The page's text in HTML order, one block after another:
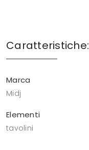
Caratteristiche:
Marca
Midj
Elementi
tavolini